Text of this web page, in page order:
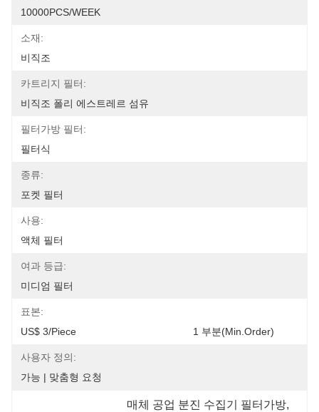
10000PCS/WEEK
소재:
비직조
카트리지 필터:
비직조 폴리 에스트레르 섬유
필터가방 필터:
필터식
종류:
포켓 필터
사용:
액체 필터
여과 등급:
미디엄 필터
표본:
사용자 정의:
가능 | 맞춤형 요청
매체 공업 분진 수집기 필터가방,